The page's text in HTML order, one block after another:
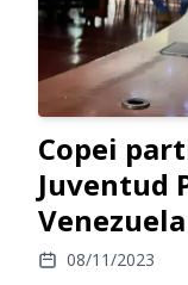
Copei
Juventud
Venezuela
08/11/2023